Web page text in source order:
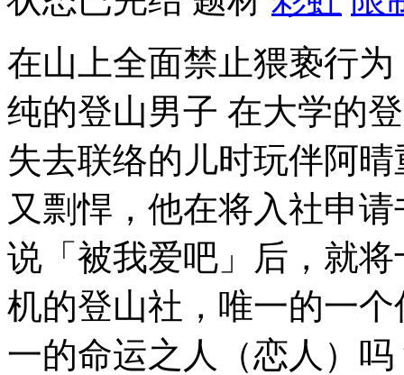
在山上全面禁止猥亵行
纯的登山男子 在大学的
失去联络的儿时玩伴阿
又剽悍，他在将入社申
说「被我爱吧」后，就
机的登山社，唯一的一
一的命运之人（恋人）